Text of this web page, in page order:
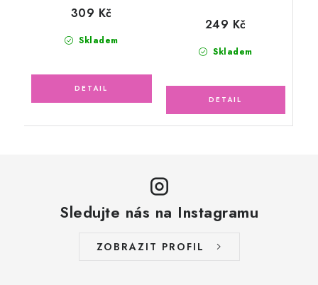
Skladem
309 Kč
Skladem
249 Kč
Sledujte nás na Instagramu
ZOBRAZIT PROFIL